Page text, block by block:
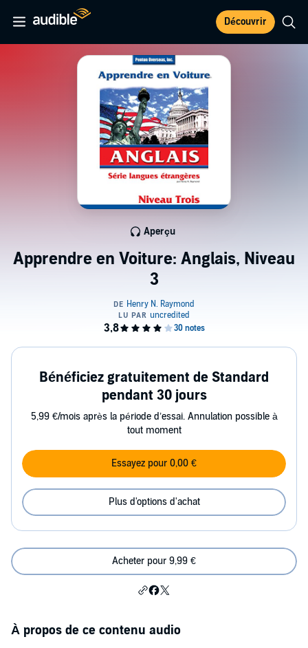
Découvrir
Apprendre en Voiture: Anglais, Niveau
3
Aperçu
Bénéficiez gratuitement de Standard
pendant 30 jours
5,99 €/mois après la période d’essai. Annulation possible à
tout moment
Essayez pour 0,00 €
Plus d'options d'achat
Acheter pour 9,99 €
À propos de ce contenu audio